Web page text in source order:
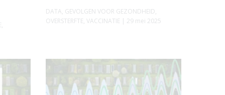
,
DATA, GEVOLGEN VOOR GEZONDHEID,
OVERSTERFTE, VACCINATIE | 29 mei 2025